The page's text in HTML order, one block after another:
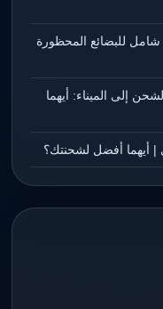
للبضائع المحظورة
إلى الميناء: أيهما
| أيهما أفضل لشحنتك؟